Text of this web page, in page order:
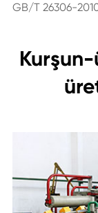
GB/T 26306-